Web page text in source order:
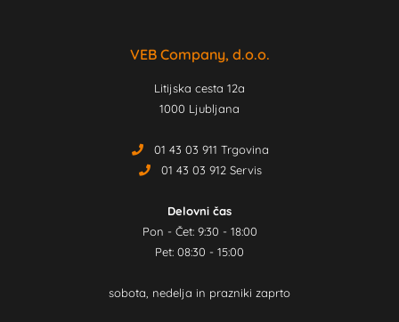
VEB Company, d.o.o.
Litijska cesta 12a
1000 Ljubljana
01 43 03 911 Trgovina
01 43 03 912 Servis
Delovni čas
Pon - Čet: 9:30 - 18:00
Pet: 08:30 - 15:00
sobota, nedelja in prazniki zaprto